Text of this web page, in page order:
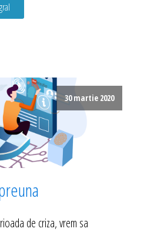
30 martie 2020
de criza, vrem sa